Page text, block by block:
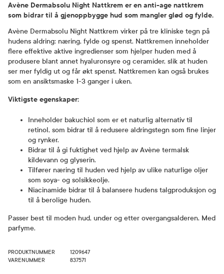
Avène Dermabsolu Night Nattkrem er en anti-age nattkrem
som bidrar til å gjenoppbygge hud som mangler glød og fylde.
Avène Dermabsolu Night Nattkrem virker på tre kliniske tegn på
hudens aldring: næring, fylde og spenst. Nattkremen inneholder
flere effektive aktive ingredienser som hjelper huden med å
produsere blant annet hyaluronsyre og ceramider, slik at huden
ser mer fyldig ut og får økt spenst. Nattkremen kan også brukes
som en ansiktsmaske 1-3 ganger i uken.
Viktigste egenskaper:
Inneholder bakuchiol som er et naturlig alternativ til
retinol, som bidrar til å redusere aldringstegn som fine linjer
og rynker.
Bidrar til å gi fuktighet ved hjelp av Avène termalsk
kildevann og glyserin.
Tilfører næring til huden ved hjelp av ulike naturlige oljer
som soya- og solsikkeolje.
Niacinamide bidrar til å balansere hudens talgproduksjon og
til å berolige huden.
Passer best til moden hud, under og etter overgangsalderen. Med
parfyme.
PRODUKTNUMMER
1209647
VARENUMMER
837571